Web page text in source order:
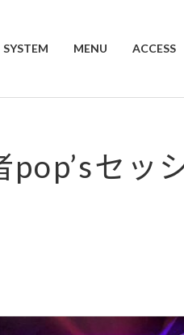
SYSTEM MENU ACCESS
pop’sセッ